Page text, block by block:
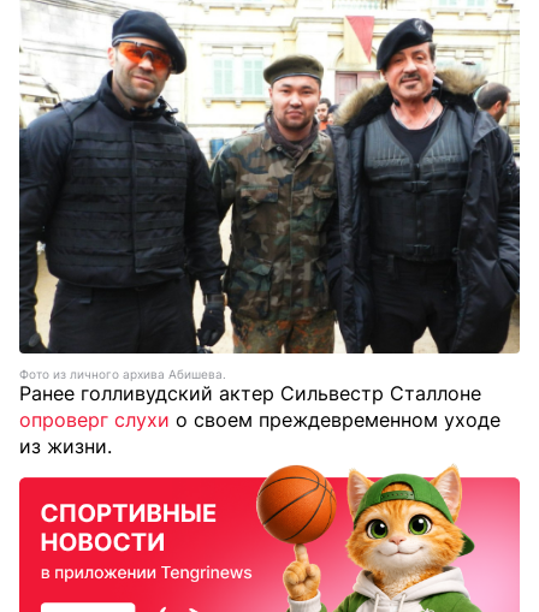
Фото из личного архива Абишева.
Ранее голливудский актер Сильвестр Сталлоне
опроверг слухи о своем преждевременном уходе
из жизни.